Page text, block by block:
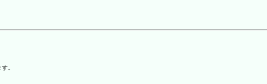
。